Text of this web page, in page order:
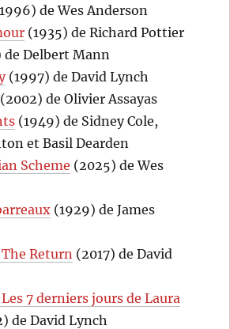
de Wes Anderson
(1935) de Richard Pottier
Delbert Mann
(1997) de David Lynch
(2002) de Olivier Assayas
(1949) de Sidney Cole,
et Basil Dearden
Scheme (2025) de Wes
(1929) de James
Return (2017) de David
7 derniers jours de Laura
de David Lynch